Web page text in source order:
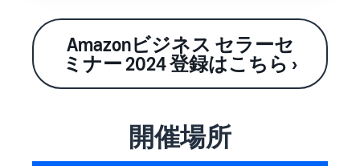
Amazonビジネス セラーセ
ミナー 2024 登録はこちら ›
開催場所